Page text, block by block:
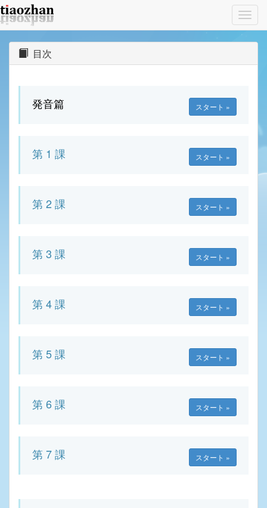
目次
発音篇 スタート »
第 1 課 スタート »
第 2 課 スタート »
第 3 課 スタート »
第 4 課 スタート »
第 5 課 スタート »
第 6 課 スタート »
第 7 課 スタート »